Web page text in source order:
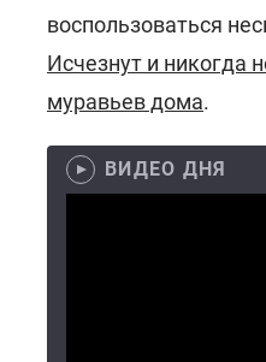
воспользоваться
Исчезнут и никогда
муравьев дома.
ВИДЕО ДНЯ